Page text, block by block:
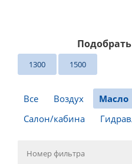
1300 1500
Все Воздух Масло
Салон/кабина